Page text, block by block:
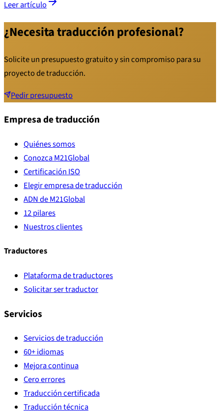
Leer artículo
¿Necesita traducción profesional?
Solicite un presupuesto gratuito y sin compromiso para su
proyecto de traducción.
Pedir presupuesto
Empresa de traducción
Quiénes somos
Conozca M21Global
Certificación ISO
Elegir empresa de traducción
ADN de M21Global
12 pilares
Nuestros clientes
Traductores
Plataforma de traductores
Solicitar ser traductor
Servicios
Servicios de traducción
60+ idiomas
Mejora continua
Cero errores
Traducción certificada
Traducción técnica